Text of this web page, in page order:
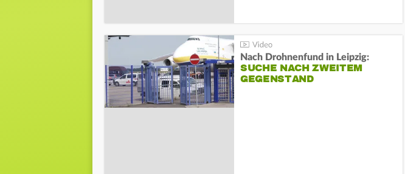
Nach Drohnenfund in Leipzig:
SUCHE NACH ZWEITEM
GEGENSTAND